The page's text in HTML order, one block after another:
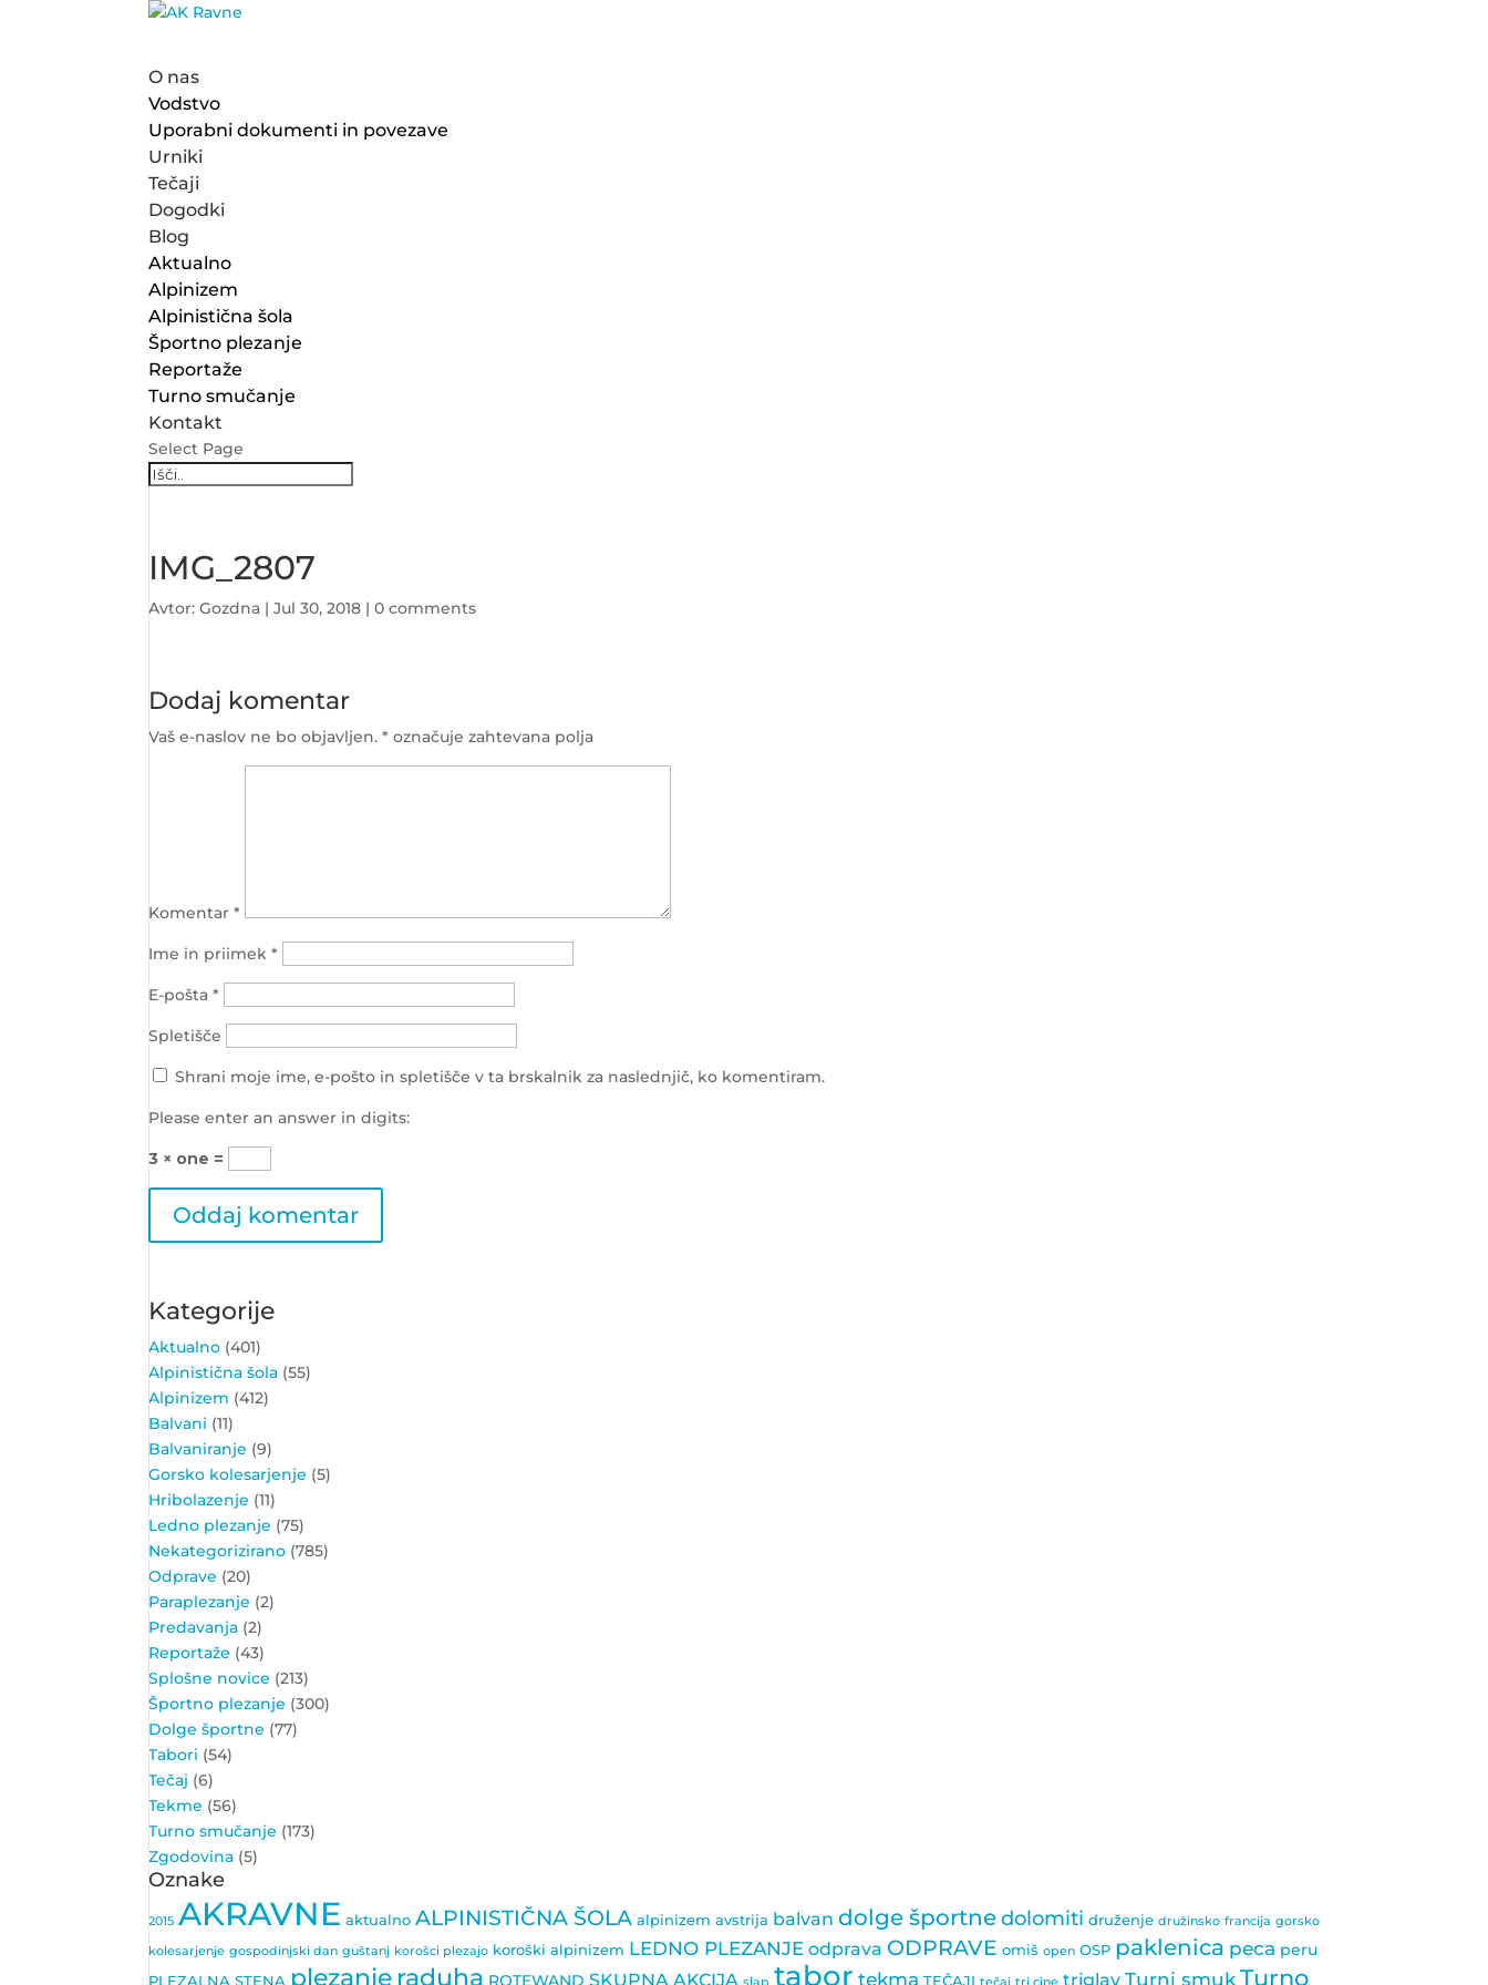
O nas
Vodstvo
Uporabni dokumenti in povezave
Urniki
Tečaji
Dogodki
Blog
Aktualno
Alpinizem
Alpinistična šola
Športno plezanje
Reportaže
Turno smučanje
Kontakt
Select Page
IMG_2807
Avtor:Gozdna |Jul 30, 2018 |0 comments
Dodaj komentar
Vaš e-naslov ne bo objavljen. * označuje zahtevana polja
Komentar*
Ime in priimek*
E-pošta*
Spletišče
Shrani moje ime, e-pošto in spletišče v ta brskalnik za naslednjič, ko komentiram.
Please enter an answer in digits:
3 × one =
Kategorije
Aktualno (401)
Alpinistična šola (55)
Alpinizem (412)
Balvani (11)
Balvaniranje (9)
Gorsko kolesarjenje (5)
Hribolazenje (11)
Ledno plezanje (75)
Nekategorizirano (785)
Odprave (20)
Paraplezanje (2)
Predavanja (2)
Reportaže (43)
Splošne novice (213)
Športno plezanje (300)
Dolge športne (77)
Tabori (54)
Tečaj (6)
Tekme (56)
Turno smučanje (173)
Zgodovina (5)
Oznake
2015 AKRAVNE aktualno ALPINISTIČNA ŠOLA alpinizem avstrija balvan dolge športne dolomiti druženje družinsko francija gorsko
kolesarjenje gospodinjski dan guštanj korošci plezajo koroški alpinizem LEDNO PLEZANJE odprava ODPRAVE omiš open OSP paklenica peca peru
PLEZALNA STENA plezanje raduha ROTEWAND SKUPNA AKCIJA tabor tekma TEČAJI triglav Turni smuk Turno